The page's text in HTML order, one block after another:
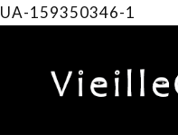
UA-159350346-1